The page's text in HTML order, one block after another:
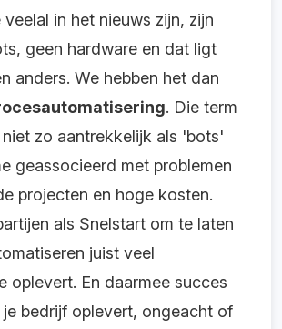
in het nieuws zijn, zijn
geen hardware en dat ligt
anders. We hebben het dan
. Die term
zo aantrekkelijk als 'bots'
geassocieerd met problemen
projecten en hoge kosten.
als Snelstart om te laten
juist veel
oplevert. En daarmee succes
bedrijf oplevert, ongeacht of